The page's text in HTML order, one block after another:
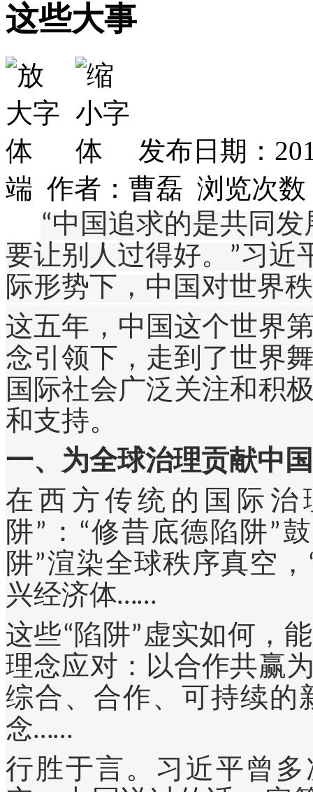
这些大事
发布日期：
端 作者：曹磊 浏览次数
“中国追求的是共同
要让别人过得好。”习近
际形势下，中国对世界
这五年，中国这个世界
念引领下，走到了世界
国际社会广泛关注和积
和支持。
一、为全球治理贡献中
在西方传统的国际治
阱”：“修昔底德陷阱”
阱”渲染全球秩序真空
兴经济体……
这些“陷阱”虚实如何，
理念应对：以合作共赢
综合、合作、可持续的
念……
行胜于言。习近平曾